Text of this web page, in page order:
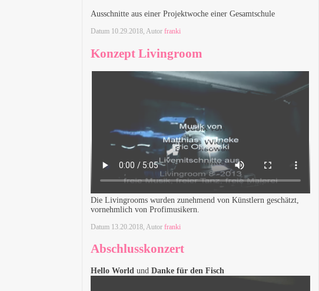
Ausschnitte aus einer Projektwoche einer Gesamtschule
Datum 10.29.2018, Autor franki
Konzept Livingroom
Die Livingrooms wurden zunehmend von Künstlern geschätzt,
vornehmlich von Profimusikern.
Datum 13.20.2018, Autor franki
Abschlusskonzert
Hello Worldund Danke für den Fisch